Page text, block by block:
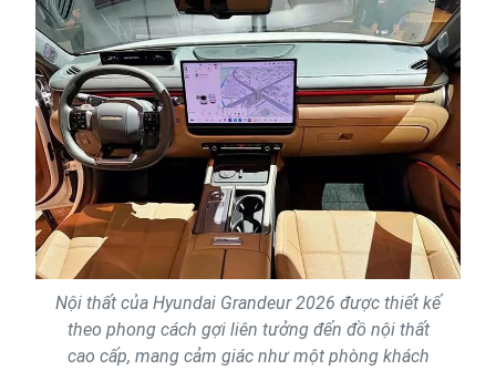
Nội thất của Hyundai Grandeur 2026 được thiết kế
theo phong cách gợi liên tưởng đến đồ nội thất
cao cấp, mang cảm giác như một phòng khách